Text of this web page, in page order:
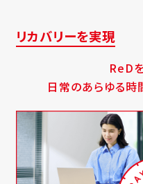
リカバリーを実現
ReD
日常のあらゆる時